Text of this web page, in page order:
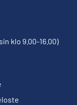
klo 9.00-16.00)